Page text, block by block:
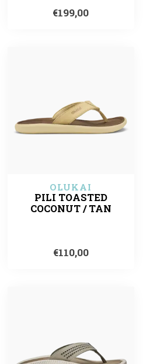
€199,00
OLUKAI
PILI TOASTED
COCONUT / TAN
€110,00